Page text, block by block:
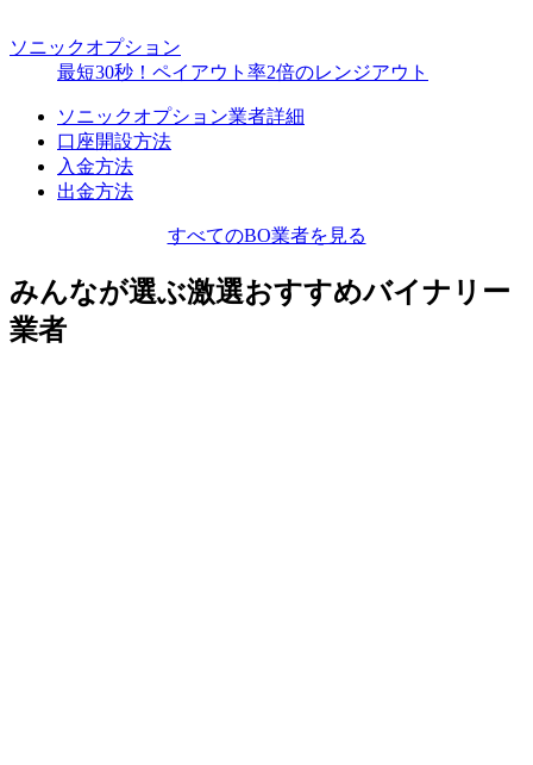
ソニックオプション
最短30秒！ペイアウト率2倍のレンジアウト
ソニックオプション業者詳細
口座開設方法
入金方法
出金方法
すべてのBO業者を見る
みんなが選ぶ激選おすすめバイナリー
業者